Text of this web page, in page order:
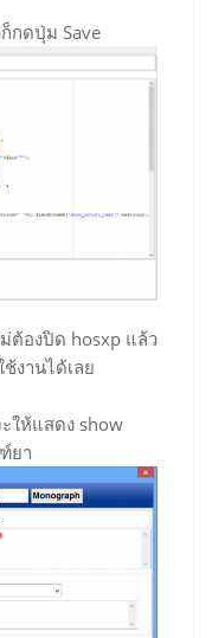
กดปุ่ม Save
ต้องปิด hosxp แล้ว
งานได้เลย
ให้แสดง show
ยา